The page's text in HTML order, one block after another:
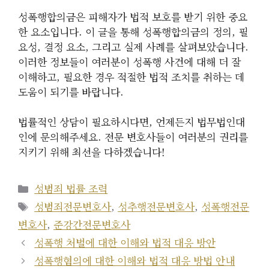
성폭행합의금은 피해자가 법적 보호를 받기 위한 중요
한 요소입니다. 이 글을 통해 성폭행합의금의 정의, 필
요성, 결정 요소, 그리고 실제 사례를 살펴보았습니다.
이러한 정보들이 여러분이 성폭행 사건에 대해 더 잘
이해하고, 필요한 경우 적절한 법적 조치를 취하는 데
도움이 되기를 바랍니다.
법률적인 상담이 필요하시다면, 언제든지 법무법인대
인에 문의해주세요. 전문 변호사들이 여러분의 권리를
지키기 위해 최선을 다하겠습니다!
카
테
고
리
성범죄 법률 조력
태
그
성범죄전문변호사, 성추행전문변호사, 성폭행전문
변호사, 준강간전문변호사
성폭행 처벌에 대한 이해와 법적 대응 방안
성폭행혐의에 대한 이해와 법적 대응 방법 안내